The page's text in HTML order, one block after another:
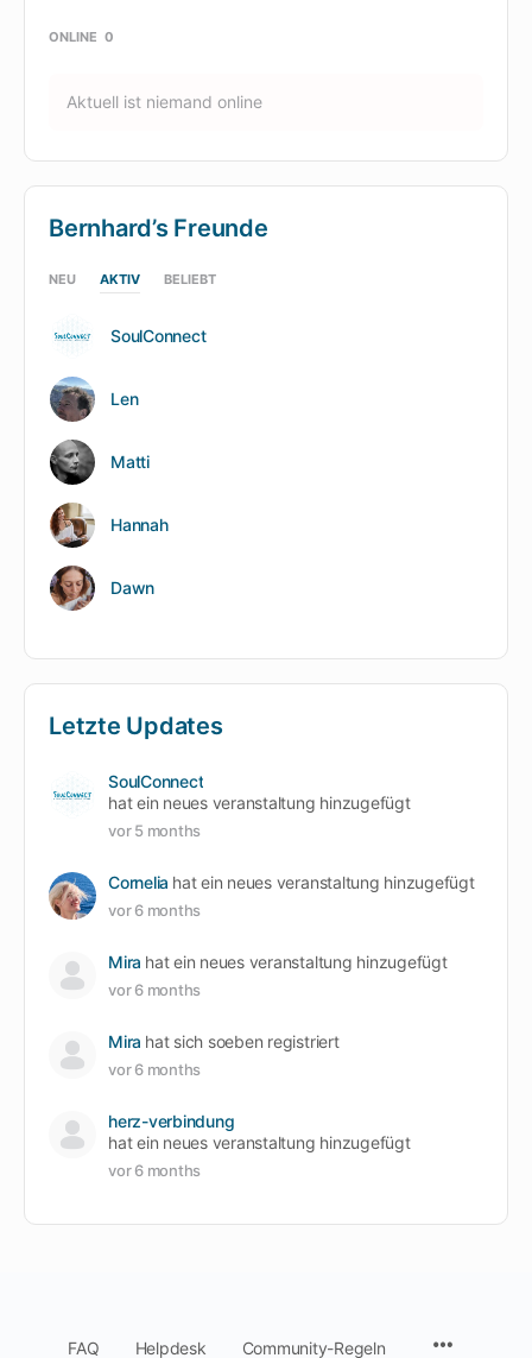
ONLINE 0
Aktuell ist niemand online
Bernhard’s Freunde
NEU AKTIV BELIEBT
SoulConnect
Len
Matti
Hannah
Dawn
Letzte Updates
SoulConnect
hat ein neues veranstaltung hinzugefügt
vor 5 months
Cornelia hat ein neues veranstaltung hinzugefügt
vor 6 months
Mira hat ein neues veranstaltung hinzugefügt
vor 6 months
Mira hat sich soeben registriert
vor 6 months
herz-verbindung
hat ein neues veranstaltung hinzugefügt
vor 6 months
FAQ Helpdesk Community-Regeln